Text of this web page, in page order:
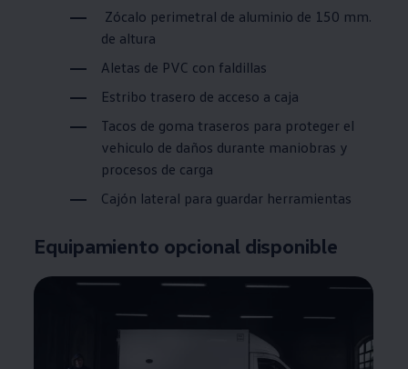
Zócalo perimetral de aluminio de 150 mm.
de altura
Aletas de PVC con faldillas
Estribo trasero de acceso a caja
Tacos de goma traseros para proteger el
vehiculo de daños durante maniobras y
procesos de carga
Cajón lateral para guardar herramientas
Equipamiento opcional disponible